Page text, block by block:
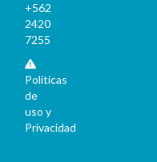
+562
2420
7255
Políticas
de
uso y
Privacidad